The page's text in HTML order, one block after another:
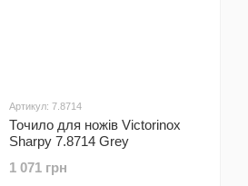
Артикул: 7.8714
Точило для ножів Victorinox
Sharpy 7.8714 Grey
1 071 грн